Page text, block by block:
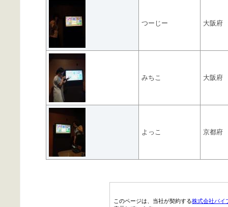
つーじー 大阪府
みちこ 大阪府
よっこ 京都府
このページは、当社が契約する株式会社パイ